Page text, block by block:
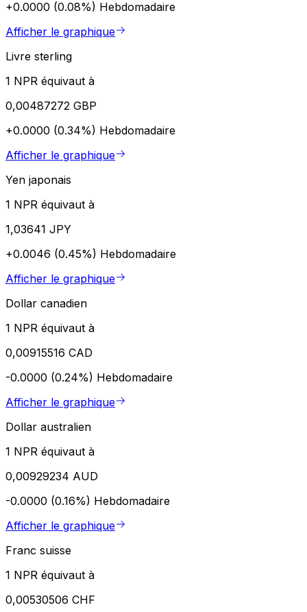
+0.0000 (0.08%) Hebdomadaire
Afficher le graphique
Livre sterling
1 NPR équivaut à
0,00487272 GBP
+0.0000 (0.34%) Hebdomadaire
Afficher le graphique
Yen japonais
1 NPR équivaut à
1,03641 JPY
+0.0046 (0.45%) Hebdomadaire
Afficher le graphique
Dollar canadien
1 NPR équivaut à
0,00915516 CAD
-0.0000 (0.24%) Hebdomadaire
Afficher le graphique
Dollar australien
1 NPR équivaut à
0,00929234 AUD
-0.0000 (0.16%) Hebdomadaire
Afficher le graphique
Franc suisse
1 NPR équivaut à
0,00530506 CHF